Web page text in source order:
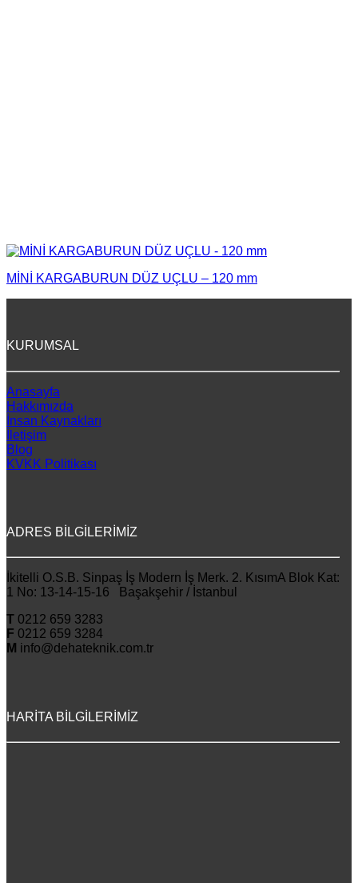
MİNİ KARGABURUN DÜZ UÇLU – 120 mm
KURUMSAL
Anasayfa
Hakkımızda
İnsan Kaynakları
İletişim
Blog
KVKK Politikası
ADRES BİLGİLERİMİZ
İkitelli O.S.B. Sinpaş İş Modern İş Merk. 2. KısımA Blok Kat:
1 No: 13-14-15-16 Başakşehir / İstanbul
T 0212 659 3283
F 0212 659 3284
M info@dehateknik.com.tr
HARİTA BİLGİLERİMİZ